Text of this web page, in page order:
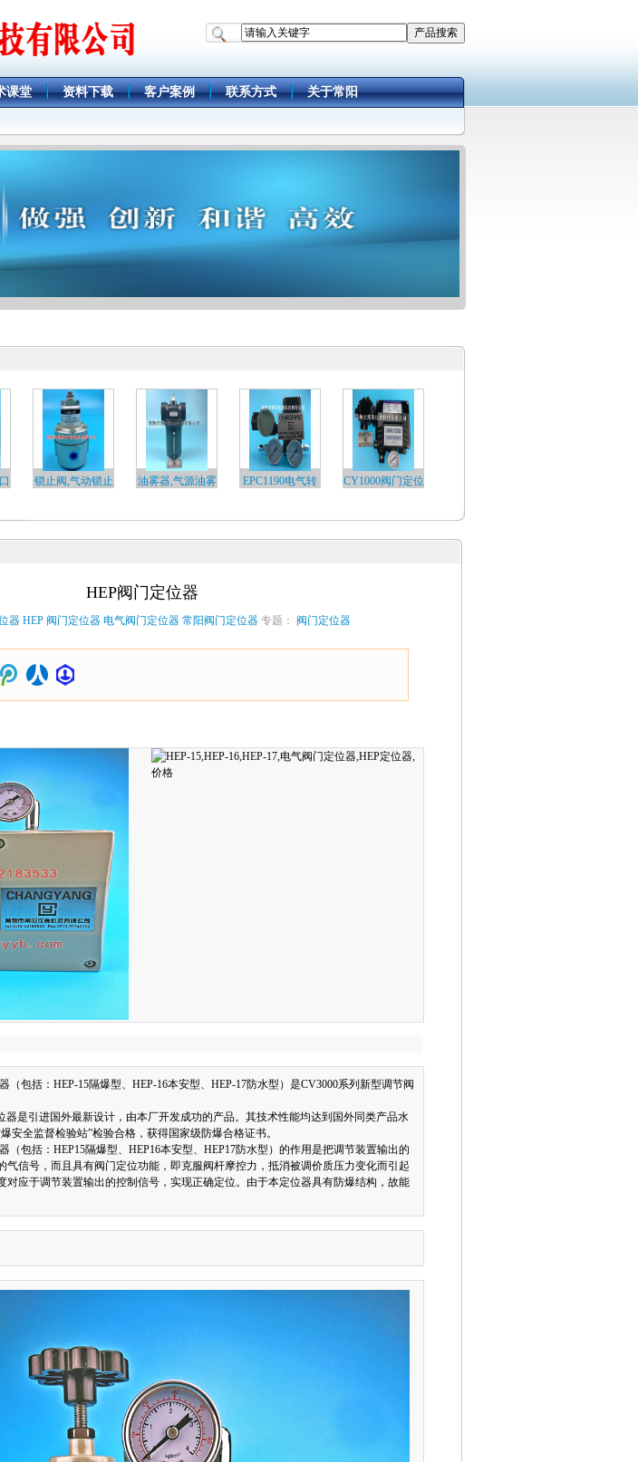
课堂 资料下载 客户案例 联系方式 关于常阳
锁止阀,气动锁止
油雾器,气源油雾
EPC1190电气转
CY1000阀门定位
HEP阀门定位器
器 HEP 阀门定位器 电气阀门定位器 常阳阀门定位器 专题： 阀门定位器
（包括： HEP-15隔爆型、 HEP-16本安型、 HEP-17防水型）是CV3000系列新型调节阀
器是引进国外最新设计，由本厂开发成功的产品。其技术性能均达到国外同类产品水
安全监督检验站”检验合格，获得国家级防爆合格证书。
（包括： HEP15隔爆型、 HEP16本安型、 HEP17防水型）的作用是把调节装置输出的
气信号，而且具有阀门定位功能，即克服阀杆摩控力，抵消被调价质压力变化而引起
对应于调节装置输出的控制信号，实现正确定位。由于本定位器具有防爆结构，故能